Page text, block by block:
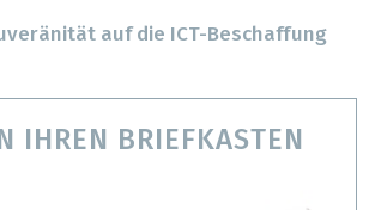
auf die ICT-Beschaffung
IHREN BRIEFKASTEN